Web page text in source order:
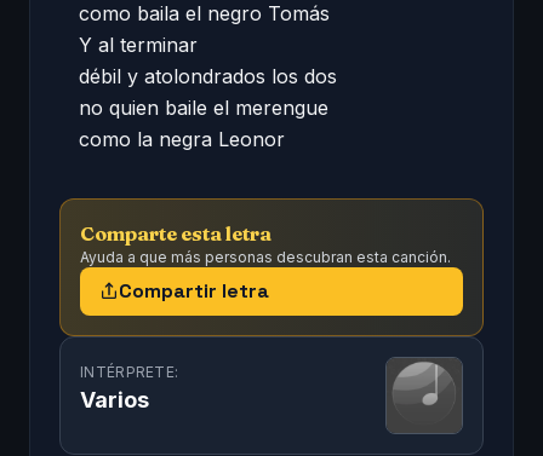
como baila el negro Tomás
Y al terminar
débil y atolondrados los dos
no quien baile el merengue
como la negra Leonor
Comparte esta letra
Ayuda a que más personas descubran esta canción.
Compartir letra
INTÉRPRETE:
Varios